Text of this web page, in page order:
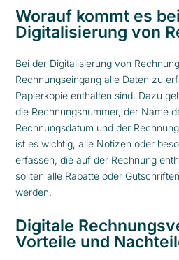
Worauf kommt es
Digitalisierung von
Bei der Digitalisierung von
Rechnungseingang alle Daten zu
Papierkopie enthalten sind. Dazu
die Rechnungsnummer, der Name
Rechnungsdatum und der
ist es wichtig, alle Notizen oder
erfassen, die auf der Rechnung
sollten alle Rabatte oder
werden.
Digitale
Vorteile und